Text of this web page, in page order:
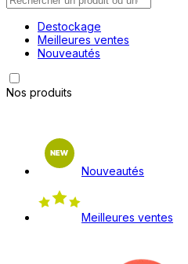
Destockage
Meilleures ventes
Nouveautés
Nos produits
Nouveautés
Meilleures ventes